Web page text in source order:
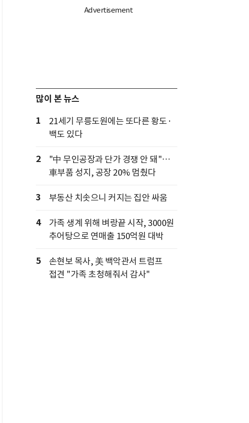
많이 본 뉴스
1
21세기 무릉도원에는 또다른 황도·
백도 있다
2
"中 무인공장과 단가 경쟁 안 돼"…
車부품 성지, 공장 20% 멈췄다
3 부동산 치솟으니 커지는 집안 싸움
4
가족 생계 위해 벼랑끝 시작, 3000원
추어탕으로 연매출 150억원 대박
5
손현보 목사, 美 백악관서 트럼프
접견 "가족 초청해줘서 감사"